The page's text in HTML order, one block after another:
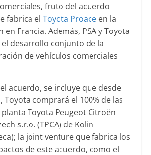
fruto del acuerdo
fabrica el Toyota Proaceen la
en Francia. Además, PSA y Toyota
desarrollo conjunto de la
de vehículos comerciales
acuerdo, se incluye que desde
Toyota comprará el 100% de las
Toyota Peugeot Citroën
s.r.o. (TPCA) de Kolin
la joint venture que fabrica los
de este acuerdo, como el